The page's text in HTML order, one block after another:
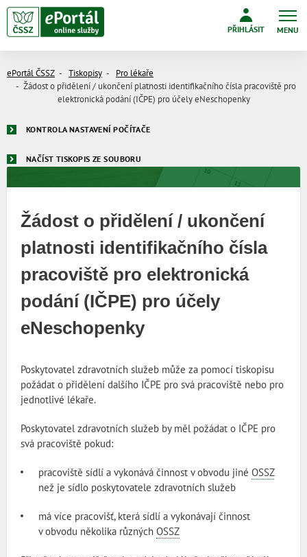
PŘIHLÁSIT MENU
ePortál ČSSZ Tiskopisy
Pro lékaře
Žádost o přidělení / ukončení platnosti identifikačního čísla pracoviště pro
elektronická podání (IČPE) pro účely eNeschopenky
KONTROLA NASTAVENÍ POČÍTAČE
NAČÍST TISKOPIS ZE SOUBORU
Žádost o přidělení / ukončení
platnosti identifikačního čísla
pracoviště pro elektronická
podání (IČPE) pro účely
eNeschopenky
Poskytovatel zdravotních služeb může za pomocí tiskopisu
požádat o přidělení dalšího IČPE pro svá pracoviště nebo pro
jednotlivé lékaře.
Poskytovatel zdravotních služeb by měl požádat o IČPE pro
svá pracoviště pokud:
pracoviště sídlí a vykonává činnost v obvodu jiné OSSZ
než je sídlo poskytovatele zdravotních služeb
má více pracovišť, která sídlí a vykonávají činnost
v obvodu několika různých OSSZ